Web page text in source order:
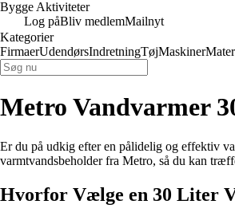
Bygge Aktiviteter
Log påBliv medlemMailnyt
Kategorier
FirmaerUdendørsIndretningTøjMaskiner
Metro Vandvarmer
Er du på udkig efter en pålidelig og effektiv
varmtvandsbeholder fra Metro, så du kan
Hvorfor Vælge en 30 Liter